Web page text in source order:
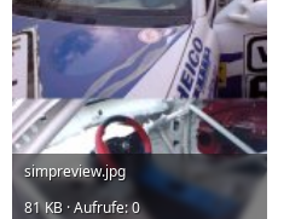
simpreview.jpg
81 KB · Aufrufe: 0